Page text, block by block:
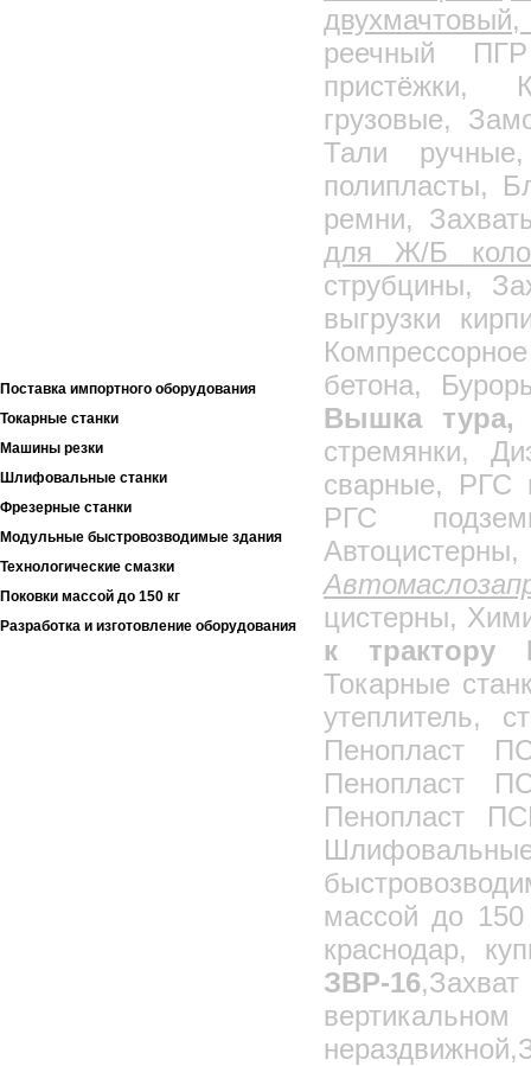
Поставка импортного оборудования
Токарные станки
Машины резки
Шлифовальные станки
Фрезерные станки
Модульные быстровозводимые здания
Технологические смазки
Поковки массой до 150 кг
Разработка и изготовление оборудования
реечный
пристёжки,
грузовые,
Тали
полипласты,
ремни,
для Ж/Б
струбцины,
выгрузки
бетона,
Вышка тура,
стремянки,
сварные, РГС
РГС
цистерны,
к трактору
Токарные
утеплитель,
Пенопласт
Пенопласт
Пенопласт
массой до 150
краснодар,
ЗВР-16